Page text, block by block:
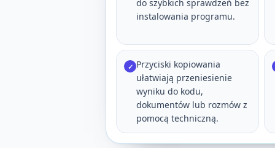
do szybkich sprawdzeń bez
instalowania programu.
✓ Przyciski kopiowania
ułatwiają przeniesienie
wyniku do kodu,
dokumentów lub rozmów z
pomocą techniczną.